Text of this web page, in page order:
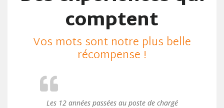
comptent
Vos mots sont notre plus belle
récompense !
Les 12 années passées au poste de chargé